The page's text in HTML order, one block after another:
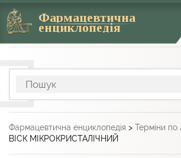
Фармацевтична
енциклопедія
Фармацевтична енциклопедія > Терміни по
ВІСК МІКРОКРИСТАЛІЧНИЙ